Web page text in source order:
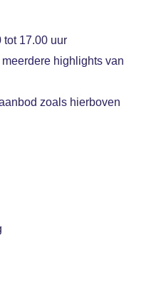
tot 17.00 uur
highlights van
zoals hierboven